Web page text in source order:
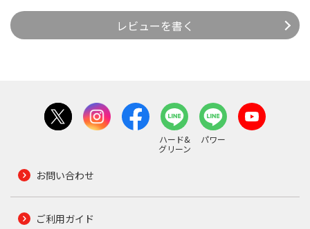
レビューを書く
ハード&
グリーン
パワー
お問い合わせ
ご利用ガイド